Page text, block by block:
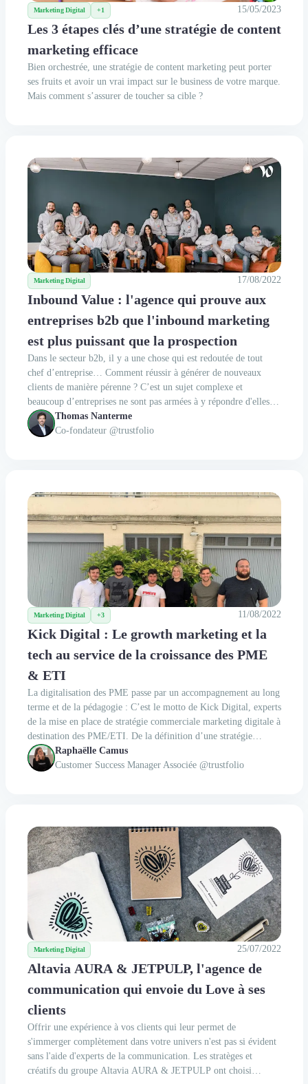
Marketing Digital +1 15/05/2023
Les 3 étapes clés d’une stratégie de content
marketing efficace
Bien orchestrée, une stratégie de content marketing peut porter
ses fruits et avoir un vrai impact sur le business de votre marque.
Mais comment s’assurer de toucher sa cible ?
Marketing Digital 17/08/2022
Inbound Value : l'agence qui prouve aux
entreprises b2b que l'inbound marketing
est plus puissant que la prospection
Dans le secteur b2b, il y a une chose qui est redoutée de tout
chef d’entreprise… Comment réussir à générer de nouveaux
clients de manière pérenne ? C’est un sujet complexe et
beaucoup d’entreprises ne sont pas armées à y répondre d'elles-
mêmes. C’est pour cette raison qu’Inbound Value est née. Alliant
méthodologie, process et expertise...
Thomas Nanterme
Co-fondateur @trustfolio
Marketing Digital +3 11/08/2022
Kick Digital : Le growth marketing et la
tech au service de la croissance des PME
& ETI
La digitalisation des PME passe par un accompagnement au long
terme et de la pédagogie : C’est le motto de Kick Digital, experts
de la mise en place de stratégie commerciale marketing digitale à
destination des PME/ETI. De la définition d’une stratégie
d’acquisition agressive, à l’optimisation de vos supports et
équipes commerciales tout en m...
Raphaëlle Camus
Customer Success Manager Associée @trustfolio
Marketing Digital 25/07/2022
Altavia AURA & JETPULP, l'agence de
communication qui envoie du Love à ses
clients
Offrir une expérience à vos clients qui leur permet de
s'immerger complètement dans votre univers n'est pas si évident
sans l'aide d'experts de la communication. Les stratèges et
créatifs du groupe Altavia AURA & JETPULP ont choisi